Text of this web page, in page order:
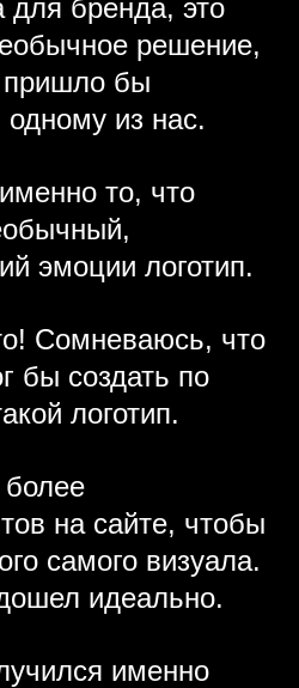
для бренда, это
решение,
пришло бы
одному из нас.
то, что
эмоции логотип.
Сомневаюсь, что
бы создать по
логотип.
на сайте, чтобы
самого визуала.
идеально.
именно